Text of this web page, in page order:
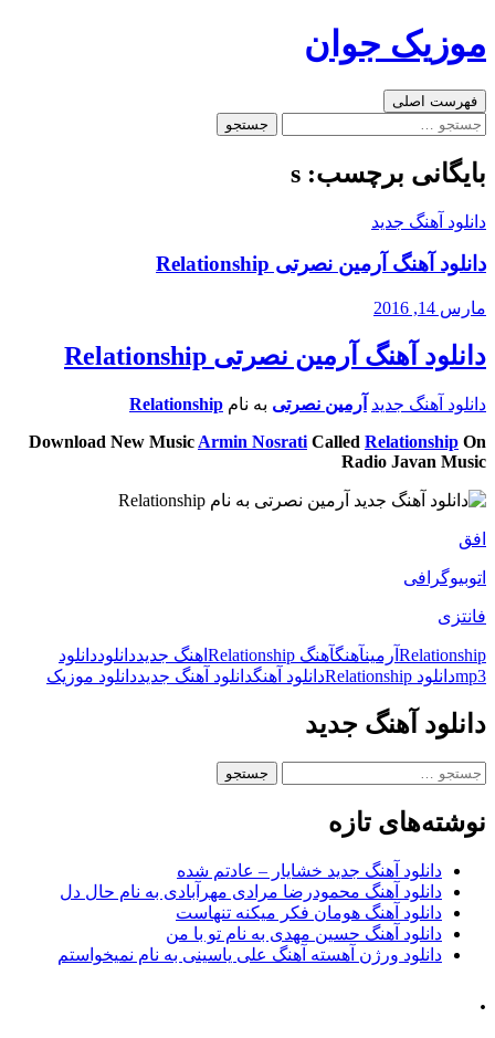
به
موزیک جوان
جست‌وجو
فهرست اصلی
جستجو
بایگانی برچسب: s
دانلود آهنگ جدید
دانلود آهنگ آرمین نصرتی Relationship
مارس 14, 2016
دانلود آهنگ آرمین نصرتی Relationship
دانلود آهنگ جدید آرمین نصرتی به نام Relationship
Download New Music Armin Nosrati Called Relationship On
Radio Javan Music
افق
اتوبیوگرافی
فانتزی
Relationship آرمینآهنگآهنگ Relationship اهنگ جدیددانلوددانلود
mp3دانلود Relationship دانلود آهنگدانلود آهنگ جدیددانلود موزیک
دانلود آهنگ جدید
جستجو
نوشته‌های تازه
دانلود آهنگ جدید خشایار – عادتم شده
دانلود آهنگ محمودرضا مرادی مهرآبادی به نام حال دل
دانلود آهنگ هومان فکر میکنه تنهاست
دانلود آهنگ حسین مهدی به نام تو با من
دانلود ورژن آهسته آهنگ علی یاسینی به نام نمیخواستم
.